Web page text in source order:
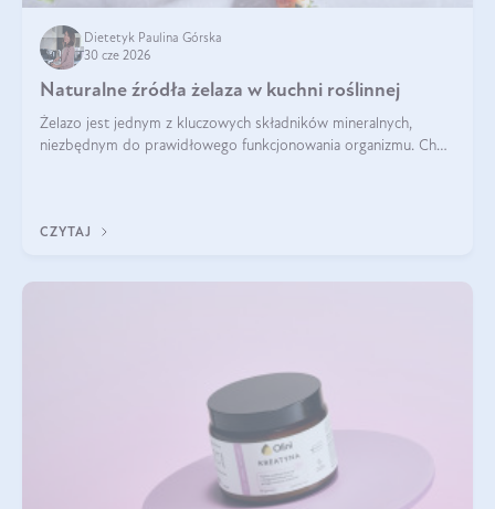
Dietetyk Paulina Górska
30 cze 2026
Naturalne źródła żelaza w kuchni roślinnej
Żelazo jest jednym z kluczowych składników mineralnych,
niezbędnym do prawidłowego funkcjonowania organizmu. Choć
CZYTAJ